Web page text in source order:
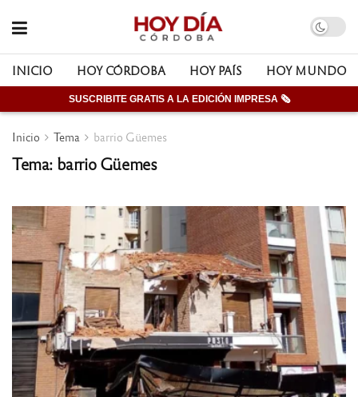
INICIO HOY CÓRDOBA HOY PAÍS HOY MUNDO
SUSCRIBITE GRATIS A LA EDICIÓN IMPRESA 🗞
Inicio Tema barrio Güemes
Tema: barrio Güemes